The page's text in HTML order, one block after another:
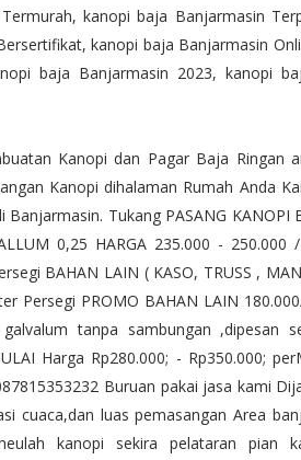
kanopi baja Banjarmasin
kanopi baja Banjarmasin
baja Banjarmasin 2023, kanopi
Kanopi dan Pagar Baja Ringan
Kanopi dihalaman Rumah Anda
Tukang PASANG KANOPI
0,25 HARGA 235.000 -
BAHAN LAIN ( KASO, TRUSS ,
Persegi PROMO BAHAN LAIN
tanpa sambungan ,dipesan
Harga Rp280.000; - Rp350.000;
Buruan pakai jasa kami
cuaca,dan luas pemasangan Area
kanopi sekira pelataran pian